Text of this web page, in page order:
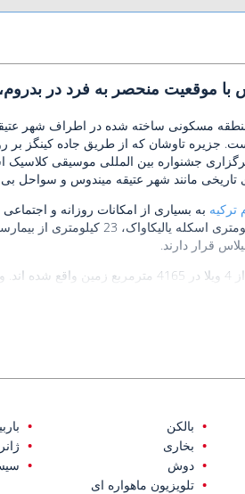
مسکونی ساخته شده در اطراف شهر
جزیره تاوشان که از طریق جاده کینگز
جشنواره بین المللی موسیقی
تاریخی مانند شهر عتیقه میندوس و سواحل
ترکیه به بسیاری از امکانات روزانه و اجتماعی
قرار دارند.
ویلاها در پروژه ای متشکل از 4 ویلا در
و هر ویلا دارای پارکینگ سرپوشیده می
بالکن
بخاری
دوش
تلویزیون ماهواره ای